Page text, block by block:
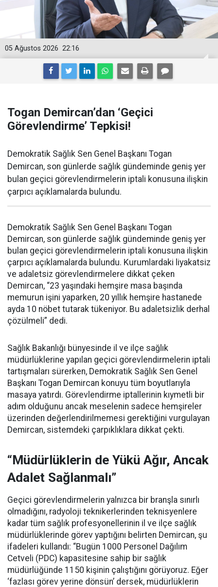
22:16
05 Ağustos 2026
Togan Demircan’dan ‘Geçici
Görevlendirme’ Tepkisi!
Demokratik Sağlık Sen Genel Başkanı Togan
Demircan, son günlerde sağlık gündeminde geniş yer
bulan geçici görevlendirmelerin iptali konusuna ilişkin
çarpıcı açıklamalarda bulundu.
Demokratik Sağlık Sen Genel Başkanı Togan
Demircan, son günlerde sağlık gündeminde geniş yer
bulan geçici görevlendirmelerin iptali konusuna ilişkin
çarpıcı açıklamalarda bulundu. Kurumlardaki liyakatsiz
ve adaletsiz görevlendirmelere dikkat çeken
Demircan, “23 yaşındaki hemşire masa başında
memurun işini yaparken, 20 yıllık hemşire hastanede
ayda 10 nöbet tutarak tükeniyor. Bu adaletsizlik derhal
çözülmeli” dedi.
Sağlık Bakanlığı bünyesinde il ve ilçe sağlık
müdürlüklerine yapılan geçici görevlendirmelerin iptali
tartışmaları sürerken, Demokratik Sağlık Sen Genel
Başkanı Togan Demircan konuyu tüm boyutlarıyla
masaya yatırdı. Görevlendirme iptallerinin kıymetli bir
adım olduğunu ancak meselenin sadece hemşireler
üzerinden değerlendirilmemesi gerektiğini vurgulayan
Demircan, sistemdeki çarpıklıklara dikkat çekti.
“Müdürlüklerin de Yükü Ağır, Ancak
Adalet Sağlanmalı”
Geçici görevlendirmelerin yalnızca bir branşla sınırlı
olmadığını, radyoloji teknikerlerinden teknisyenlere
kadar tüm sağlık profesyonellerinin il ve ilçe sağlık
müdürlüklerinde görev yaptığını belirten Demircan, şu
ifadeleri kullandı: “Bugün 1000 Personel Dağılım
Cetveli (PDC) kapasitesine sahip bir sağlık
müdürlüğünde 1150 kişinin çalıştığını görüyoruz. Eğer
‘fazlası görev yerine dönsün’ dersek, müdürlüklerin